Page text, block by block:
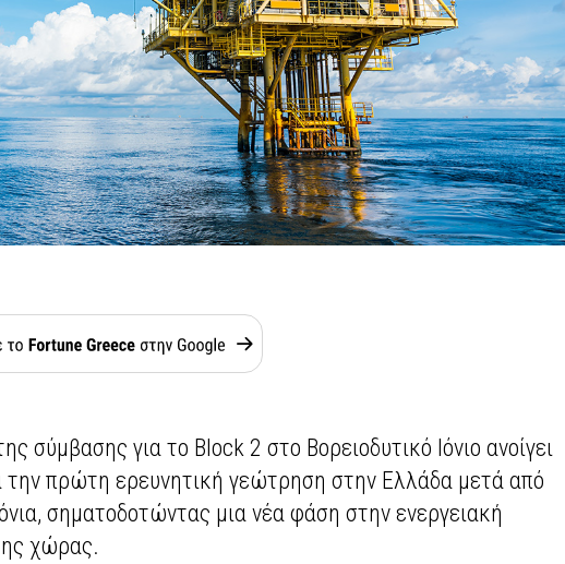
σύμβασης για το Block 2 στο Βορειοδυτικό Ιόνιο ανοίγει
την πρώτη ερευνητική γεώτρηση στην Ελλάδα μετά από
σηματοδοτώντας μια νέα φάση στην ενεργειακή
χώρας.